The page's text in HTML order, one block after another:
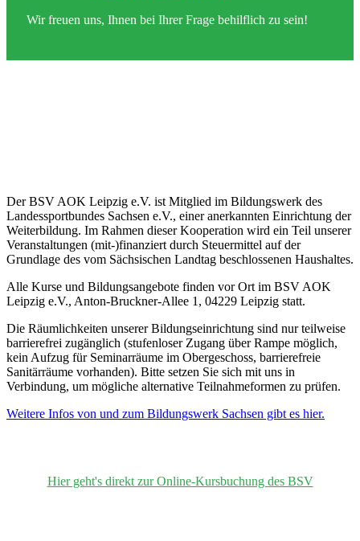
Wir freuen uns, Ihnen bei Ihrer Frage behilflich zu sein!
Der BSV AOK Leipzig e.V. ist Mitglied im Bildungswerk des
Landessportbundes Sachsen e.V., einer anerkannten Einrichtung der
Weiterbildung. Im Rahmen dieser Kooperation wird ein Teil unserer
Veranstaltungen (mit-)finanziert durch Steuermittel auf der
Grundlage des vom Sächsischen Landtag beschlossenen Haushaltes.
Alle Kurse und Bildungsangebote finden vor Ort im BSV AOK
Leipzig e.V., Anton-Bruckner-Allee 1, 04229 Leipzig statt.
Die Räumlichkeiten unserer Bildungseinrichtung sind nur teilweise
barrierefrei zugänglich (stufenloser Zugang über Rampe möglich,
kein Aufzug für Seminarräume im Obergeschoss, barrierefreie
Sanitärräume vorhanden). Bitte setzen Sie sich mit uns in
Verbindung, um mögliche alternative Teilnahmeformen zu prüfen.
Weitere Infos von und zum Bildungswerk Sachsen gibt es hier.
Hier geht's direkt zur Online-Kursbuchung des BSV